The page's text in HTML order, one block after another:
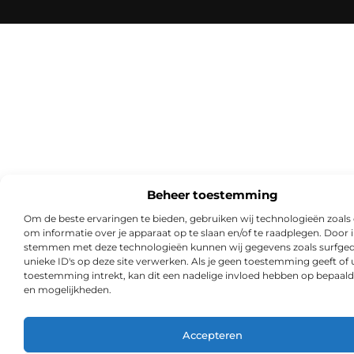
Beheer toestemming
Om de beste ervaringen te bieden, gebruiken wij technologieën zoals
om informatie over je apparaat op te slaan en/of te raadplegen. Door
stemmen met deze technologieën kunnen wij gegevens zoals
unieke ID's op deze site verwerken. Als je geen toestemming geeft of
toestemming intrekt, kan dit een nadelige invloed hebben op
en mogelijkheden.
Accepteren